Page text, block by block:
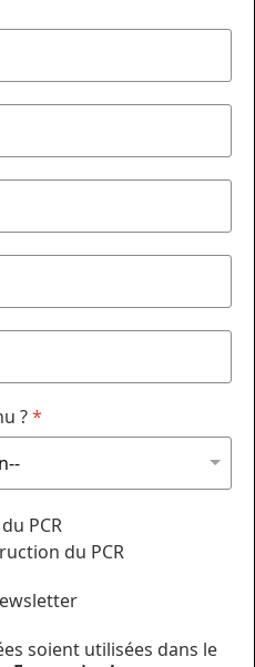
?*
PCR
du PCR
soient utilisées dans le